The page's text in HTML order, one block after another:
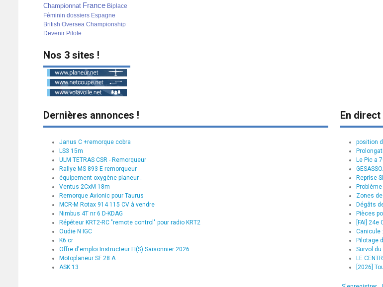
Championnat France Biplace
Féminin dossiers Espagne
British Oversea Championship
Devenir Pilote
Nos 3 sites !
Dernières annonces !
Janus C +remorque cobra
LS3 15m
ULM TETRAS CSR - Remorqueur
Rallye MS 893 E remorqueur
équipement oxygène planeur .
Ventus 2CxM 18m
Remorque Avionic pour Taurus
MCR-M Rotax 914 115 CV à vendre
Nimbus 4T nr 6 D-KDAG
Répéteur KRT2-RC "remote control" pour radio KRT2
Oudie N IGC
K6 cr
Offre d'emploi Instructeur FI(S) Saisonnier 2026
Motoplaneur SF 28 A
ASK 13
En
position
Le Pic a
Reprise
Problème
Zones
Dégâts
Pièces
[FAI]
Canicule
Pilotage
Survol
LE
[2026]